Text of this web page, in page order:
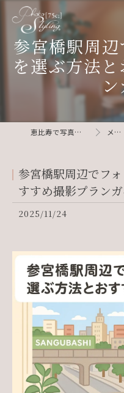
参宮橋駅周
を選ぶ方法
恵比寿で写真ならphotostyling75c メディア
参宮橋駅周辺でフ
すすめ撮影プラン
2025/11/24